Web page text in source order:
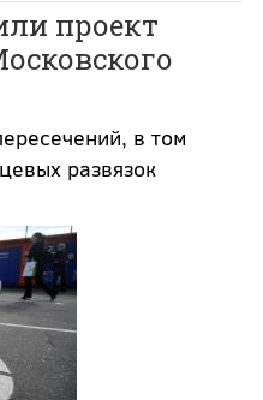
проект
в том
развязок